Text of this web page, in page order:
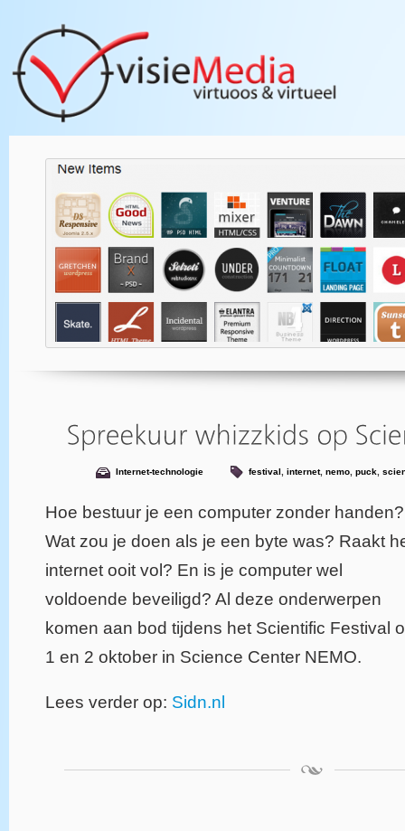
Internet-technologie festival, internet, nemo, puck,
Hoe bestuur je een computer zonder handen?
Wat zou je doen als je een byte was? Raakt
internet ooit vol? En is je computer wel
voldoende beveiligd? Al deze onderwerpen
komen aan bod tijdens het Scientific Festival
1 en 2 oktober in Science Center NEMO.
Lees verder op: Sidn.nl